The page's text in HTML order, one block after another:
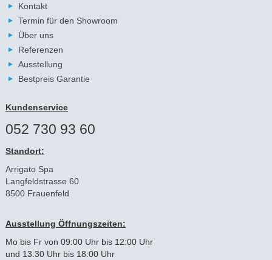
Kontakt
Termin für den Showroom
Über uns
Referenzen
Ausstellung
Bestpreis Garantie
Kundenservice
052 730 93 60
Standort:
Arrigato Spa
Langfeldstrasse 60
8500 Frauenfeld
Ausstellung Öffnungszeiten:
Mo bis Fr von 09:00 Uhr bis 12:00 Uhr
und 13:30 Uhr bis 18:00 Uhr